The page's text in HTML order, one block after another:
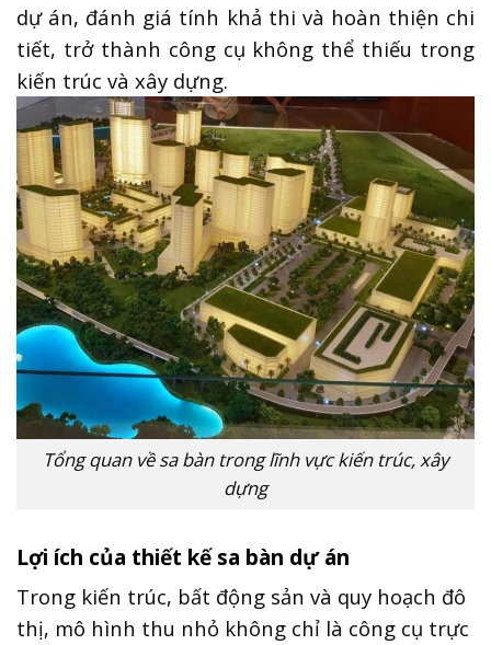
dự án, đánh giá tính khả thi và hoàn thiện chi
tiết, trở thành công cụ không thể thiếu trong
kiến trúc và xây dựng.
Tổng quan về sa bàn trong lĩnh vực kiến trúc, xây
dựng
Lợi ích của thiết kế sa bàn dự án
Trong kiến trúc, bất động sản và quy hoạch đô
thị, mô hình thu nhỏ không chỉ là công cụ trực